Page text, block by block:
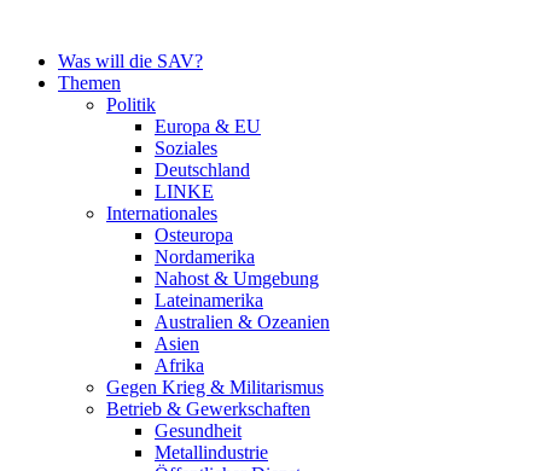
springenWas will die SAV?
Themen
Politik
Europa & EU
Soziales
Deutschland
LINKE
Internationales
Osteuropa
Nordamerika
Nahost & Umgebung
Lateinamerika
Australien & Ozeanien
Asien
Afrika
Gegen Krieg & Militarismus
Betrieb & Gewerkschaften
Gesundheit
Metallindustrie